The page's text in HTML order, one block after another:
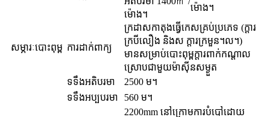
ម៉ោង។
ម៉ោង។
សម្ភារៈបោះពុម្ព ការដាក់ពាក្យ
ក្រដាសកាតុងធ្វើកេសគ្រប់ប្រភេទ (ក្តារ
ក្របីលឿង និងស ក្តារក្រមួន។ល។)
មានសម្រាប់បោះពុម្ពក្តារពាក់កណ្តាល
ស្រោបជាមួយម៉ាស៊ីនសម្ងួត
ទទឹងអតិបរមា
2500 ម។
ទទឹងអប្បបរមា
560 ម។
2200mm នៅក្រោមការបំបៅដោយ